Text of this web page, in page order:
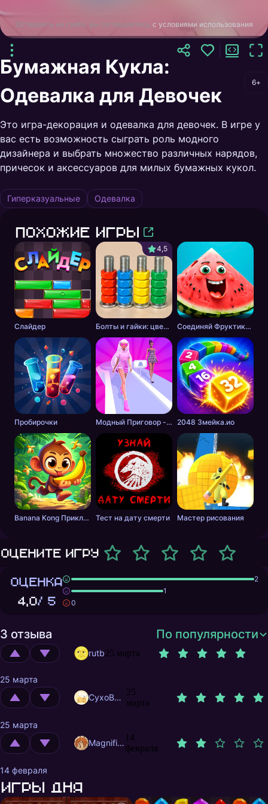
Оставаясь на сайте, вы соглашаетесь с условиями использования
Бумажная Кукла:
Одевалка для Девочек
6+
Это игра-декорация и одевалка для девочек. В игре у
вас есть возможность сыграть роль модного
дизайнера и выбрать множество различных нарядов,
причесок и аксессуаров для милых бумажных кукол.
Гиперказуальные Одевалка
Похожие игры
Слайдер
4,5
Болты и гайки: цветная сортировка Соединяй Фруктики: Арбуз в 2048!
Пробирочки Модный Приговор - Одевалки для Девочек 2048 Змейка.ио
Banana Kong Приключение Тест на дату смерти Мастер рисования
Оцените игру
ОЦЕНКА
4,0/ 5
2
1
0
3 отзыва По популярности
rutb25 марта
25 марта
CyxoB666
25
марта
25 марта
MagnificentMrFox
14
февраля
14 февраля
Игры дня